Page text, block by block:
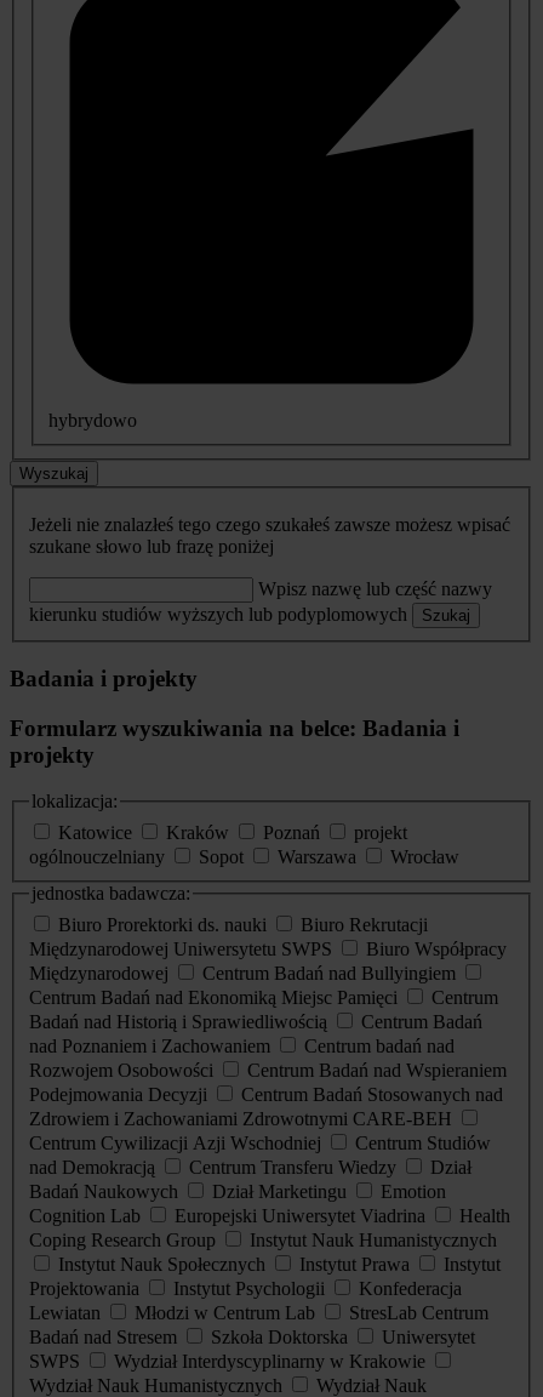
hybrydowo
Wyszukaj
Jeżeli nie znalazłeś tego czego szukałeś zawsze możesz wpisać
szukane słowo lub frazę poniżej
Wpisz nazwę lub część nazwy
kierunku studiów wyższych lub podyplomowych
Szukaj
Badania i projekty
Formularz wyszukiwania na belce: Badania i
projekty
lokalizacja:
Katowice
Kraków Poznań
projekt
ogólnouczelniany
Sopot Warszawa
Wrocław
jednostka badawcza:
Biuro Prorektorki ds. nauki
Biuro Rekrutacji
Międzynarodowej Uniwersytetu SWPS
Biuro Współpracy
Międzynarodowej
Centrum Badań nad Bullyingiem
Centrum Badań nad Ekonomiką Miejsc Pamięci
Centrum
Badań nad Historią i Sprawiedliwością
Centrum Badań
nad Poznaniem i Zachowaniem
Centrum badań nad
Rozwojem Osobowości
Centrum Badań nad Wspieraniem
Podejmowania Decyzji
Centrum Badań Stosowanych nad
Zdrowiem i Zachowaniami Zdrowotnymi CARE-BEH
Centrum Cywilizacji Azji Wschodniej
Centrum Studiów
nad Demokracją
Centrum Transferu Wiedzy
Dział
Badań Naukowych
Dział Marketingu
Emotion
Cognition Lab
Europejski Uniwersytet Viadrina
Health
Coping Research Group
Instytut Nauk Humanistycznych
Instytut Nauk Społecznych
Instytut Prawa
Instytut
Projektowania
Instytut Psychologii
Konfederacja
Lewiatan
Młodzi w Centrum Lab
StresLab Centrum
Badań nad Stresem
Szkoła Doktorska
Uniwersytet
SWPS
Wydział Interdyscyplinarny w Krakowie
Wydział Nauk Humanistycznych
Wydział Nauk